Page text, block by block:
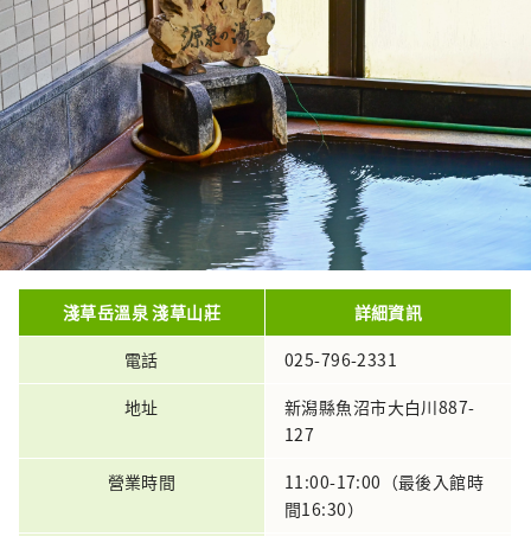
淺草岳溫泉 淺草山莊
詳細資訊
電話
025-796-2331
地址
新潟縣魚沼市大白川887-
127
營業時間
11:00-17:00（最後入館時
間16:30）